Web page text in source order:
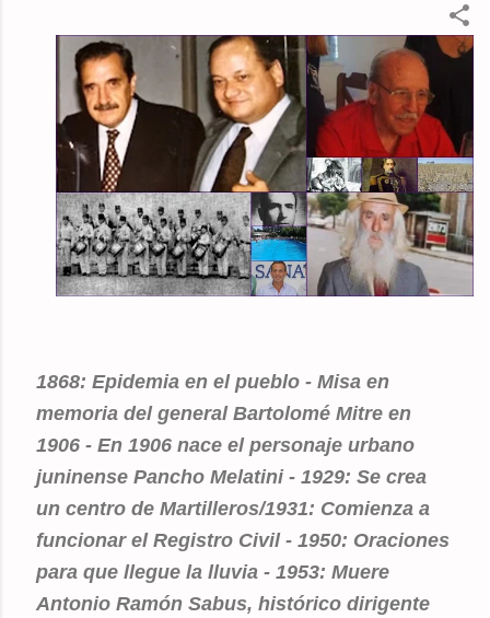
1868: Epidemia en el pueblo - Misa en
memoria del general Bartolomé Mitre en
1906 - En 1906 nace el personaje urbano
juninense Pancho Melatini - 1929: Se crea
un centro de Martilleros/1931: Comienza a
funcionar el Registro Civil - 1950: Oraciones
para que llegue la lluvia - 1953: Muere
Antonio Ramón Sabus, histórico dirigente